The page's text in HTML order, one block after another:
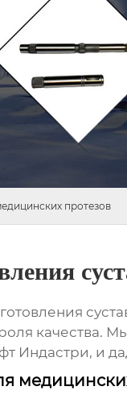
протезов
качества.
и